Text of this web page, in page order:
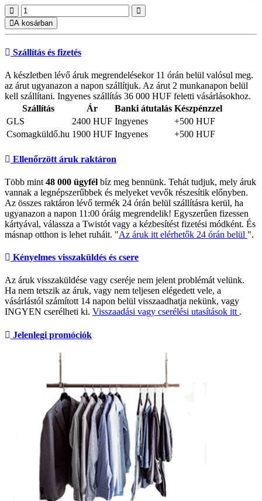
A kosárban
Szállítás és fizetés
A készletben lévő áruk megrendelésekor 11 órán belül valósul meg.
az árut ugyanazon a napon szállítjuk. Az árut 2 munkanapon belül
kell szállítani. Ingyenes szállítás 36 000 HUF feletti vásárlásokhoz.
Szállítás
Ár Banki átutalás Készpénzzel
GLS
2400 HUF Ingyenes
+500 HUF
Csomagküldő.hu 1900 HUF Ingyenes +500 HUF
Ellenőrzött áruk raktáron
Több mint 48 000 ügyfél bíz meg bennünk. Tehát tudjuk, mely áruk
vannak a legnépszerűbbek és melyeket vevők részesítik előnyben.
Az összes raktáron lévő termék 24 órán belül szállításra kerül, ha
ugyanazon a napon 11:00 óráig megrendelik! Egyszerűen fizessen
kártyával, válassza a Twistót vagy a kézbesítést fizetési módként. És
másnap otthon is lehet ruháit. "Az áruk itt elérhetők 24 órán belül ".
Kényelmes visszaküldés és csere
Az áruk visszaküldése vagy cseréje nem jelent problémát velünk.
Ha nem tetszik az áruk, vagy nem teljesen elégedett vele, a
vásárlástól számított 14 napon belül visszaadhatja nekünk, vagy
INGYEN cserélheti ki. Visszaadási vagy cserélési utasítások itt .
Jelenlegi promóciók